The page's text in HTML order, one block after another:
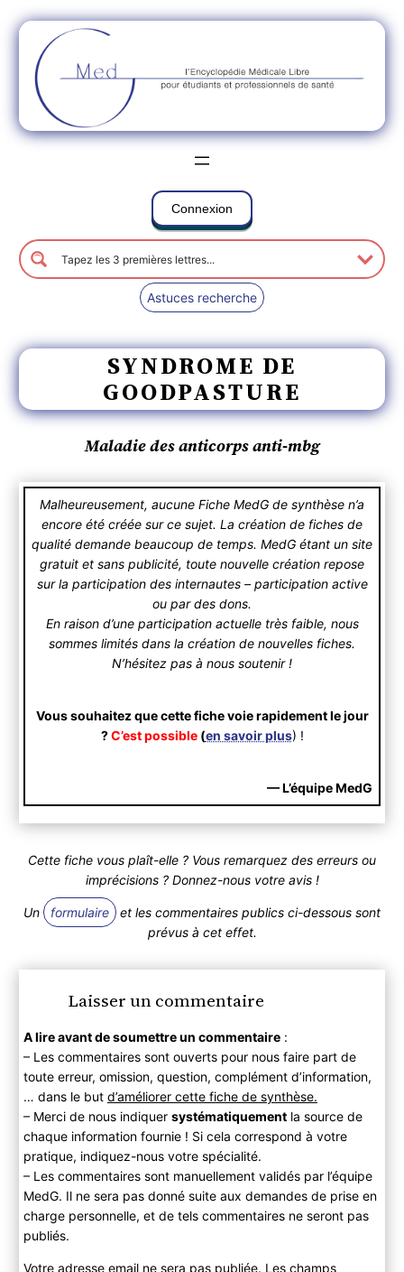
Connexion
Astuces recherche
SYNDROME DE
GOODPASTURE
Maladie des anticorps anti-mbg
Malheureusement, aucune Fiche MedG de synthèse n’a
encore été créée sur ce sujet. La création de fiches de
qualité demande beaucoup de temps. MedG étant un site
gratuit et sans publicité, toute nouvelle création repose
sur la participation des internautes – participation active
ou par des dons.
En raison d’une participation actuelle très faible, nous
sommes limités dans la création de nouvelles fiches.
N’hésitez pas à nous soutenir !
Vous souhaitez que cette fiche voie rapidement le jour
?C’est possible(en savoir plus) !
— L’équipe MedG
Cette fiche vous plaît-elle ? Vous remarquez des erreurs ou
imprécisions ? Donnez-nous votre avis !
Un formulaire
et les commentaires publics ci-dessous sont
prévus à cet effet.
Laisser un commentaire
A lire avant de soumettre un commentaire:
– Les commentaires sont ouverts pour nous faire part de
toute erreur, omission, question, complément d’information,
… dans le but d’améliorer cette fiche de synthèse.
– Merci de nous indiquer systématiquementla source de
chaque information fournie ! Si cela correspond à votre
pratique, indiquez-nous votre spécialité.
– Les commentaires sont manuellement validés par l’équipe
MedG. Il ne sera pas donné suite aux demandes de prise en
charge personnelle, et de tels commentaires ne seront pas
publiés.
Votre adresse email ne sera pas publiée. Les champs